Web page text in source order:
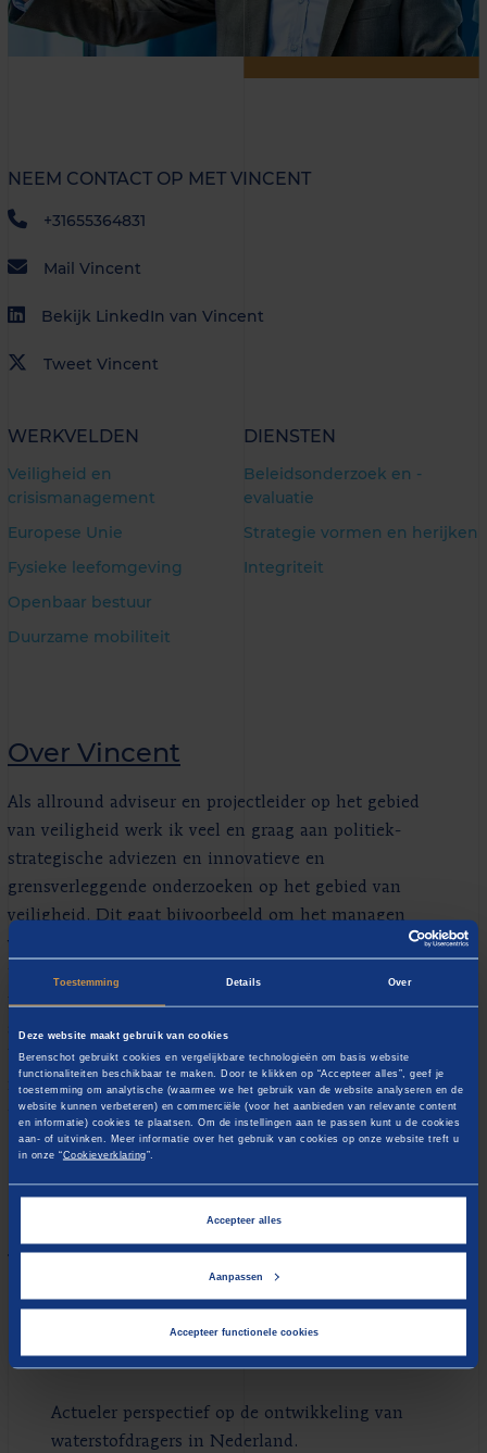
Toestemming Details Over
Deze website maakt gebruik van cookies
Berenschot gebruikt cookies en vergelijkbare technologieën om basis website
functionaliteiten beschikbaar te maken. Door te klikken op “Accepteer alles”, geef je
toestemming om analytische (waarmee we het gebruik van de website analyseren en de
website kunnen verbeteren) en commerciële (voor het aanbieden van relevante content
en informatie) cookies te plaatsen. Om de instellingen aan te passen kunt u de cookies
aan- of uitvinken. Meer informatie over het gebruik van cookies op onze website treft u
in onze “Cookieverklaring”.
Accepteer alles
Aanpassen
Accepteer functionele cookies
Over Vincent
Als allround adviseur en projectleider op het gebied
van veiligheid werk ik veel en graag aan politiek-
strategische adviezen en innovatieve en
grensverleggende onderzoeken op het gebied van
veiligheid. Dit gaat bijvoorbeeld om het managen
van politieke risico's, gevaarlijke stoffen,
prostitutiebeleid, en matchfixing en veiligheid in de
sport. Hierbij werk ik mee aan het duurzaam
beheersen van complexe opgaven rond veiligheid en
risicomanagement. Hoe complexer, hoe
interessanter!
NEEM CONTACT OP MET VINCENT
+31655364831
Mail Vincent
Bekijk LinkedIn van Vincent
Tweet Vincent
WERKVELDEN
Veiligheid en
crisismanagement
Europese Unie
Fysieke leefomgeving
Openbaar bestuur
Duurzame mobiliteit
DIENSTEN
Beleidsonderzoek en -
evaluatie
Strategie vormen en herijken
Integriteit
Gerelateerde inzichten
Volumestudie
waterstofdragers Nederland
Actueler perspectief op de ontwikkeling van
waterstofdragers in Nederland.